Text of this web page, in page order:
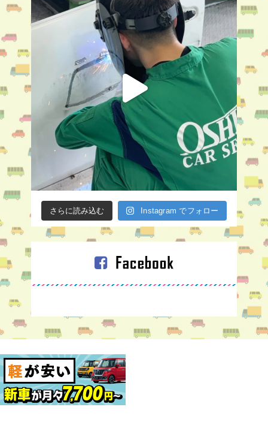
さらに読み込む Instagram でフォロー